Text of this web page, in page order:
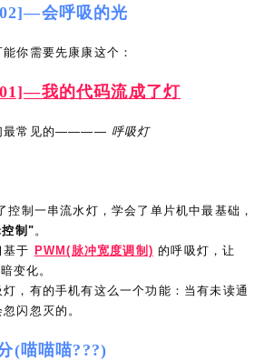
会呼吸的光
你需要先康康这个：
我的代码流成了灯
们最常见的————呼吸灯
控制一串流水灯，学会了单片机中最基础，
制"。
基于 PWM(脉冲宽度调制) 的呼吸灯，让
变化。
，有的手机有这么一个功能：当有未读通
闪忽灭的。
(喵喵喵???)